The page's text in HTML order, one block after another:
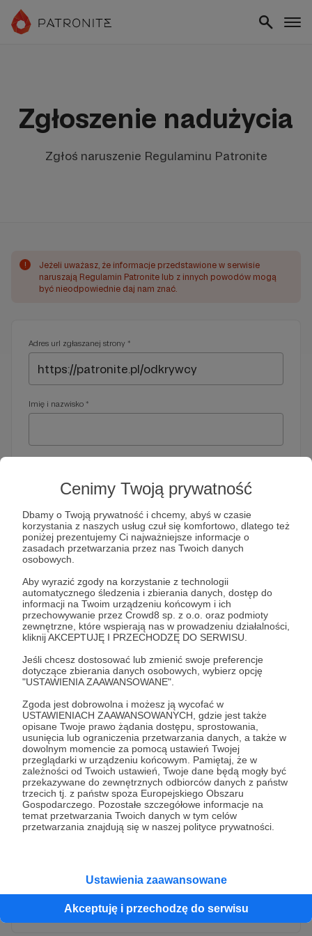
Cenimy Twoją prywatność
Dbamy o Twoją prywatność i chcemy, abyś w czasie
korzystania z naszych usług czuł się komfortowo, dlatego też
poniżej prezentujemy Ci najważniejsze informacje o
zasadach przetwarzania przez nas Twoich danych
osobowych.
Aby wyrazić zgody na korzystanie z technologii
automatycznego śledzenia i zbierania danych, dostęp do
informacji na Twoim urządzeniu końcowym i ich
przechowywanie przez Crowd8 sp. z o.o. oraz podmioty
zewnętrzne, które wspierają nas w prowadzeniu działalności,
kliknij AKCEPTUJĘ I PRZECHODZĘ DO SERWISU.
Jeśli chcesz dostosować lub zmienić swoje preferencje
dotyczące zbierania danych osobowych, wybierz opcję
"USTAWIENIA ZAAWANSOWANE".
Zgoda jest dobrowolna i możesz ją wycofać w
USTAWIENIACH ZAAWANSOWANYCH, gdzie jest także
opisane Twoje prawo żądania dostępu, sprostowania,
usunięcia lub ograniczenia przetwarzania danych, a także w
dowolnym momencie za pomocą ustawień Twojej
przeglądarki w urządzeniu końcowym. Pamiętaj, że w
zależności od Twoich ustawień, Twoje dane będą mogły być
przekazywane do zewnętrznych odbiorców danych z państw
trzecich tj. z państw spoza Europejskiego Obszaru
Gospodarczego. Pozostałe szczegółowe informacje na
temat przetwarzania Twoich danych w tym celów
przetwarzania znajdują się w naszej polityce prywatności.
Ustawienia zaawansowane
Akceptuję i przechodzę do serwisu
Zgłoszenie nadużycia
Zgłoś naruszenie Regulaminu Patronite
!
Jeżeli uważasz, że informacje przedstawione w serwisie
naruszają Regulamin Patronite lub z innych powodów mogą
być nieodpowiednie daj nam znać.
Adres url zgłaszanej strony *
Imię i nazwisko *
Telefon *
dodatkowe pytania
Treść wiadomości *
* Wyrażam zgodę na przetwarzanie moich danych
osobowych przez Patronite
Administratorem Twoich danych osobowych jest Crowd8 sp. z o.o.
z siedziba w Warszawie, ul. Żwirki i Wigury 16, 02-092 Warszawa.
Twoje dane osobowe będą przetwarzane w szczególności w celu
wykonania umowy zawartej z Tobą, w tym do umożliwienia
Gwarantujemy spełnienie wszystkich Twoich praw wynikających
z ogólnego rozporządzenia o ochronie danych, tj. prawo dostępu,
sprostowania oraz usunięcia Twoich danych, ograniczenia ich
rozwiń zgodę
Wyślij zgłoszenie